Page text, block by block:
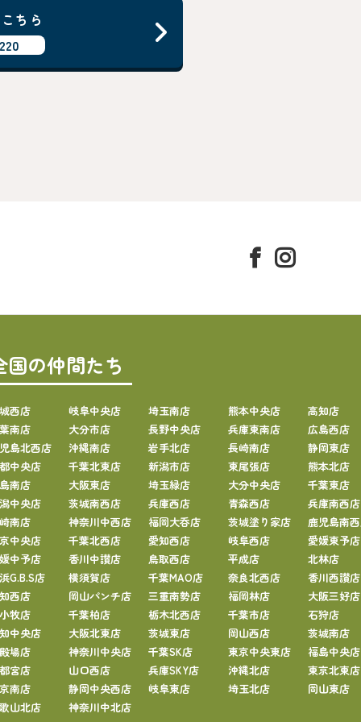
ちら
国の仲間たち
西店 岐阜中央店 埼玉南店 熊本中央店
高知店
南店
大分市店 長野中央店 兵庫東南店
広島西店
島北西店
沖縄南店 岩手北店 長崎南店
静岡東店
中央店
千葉北東店 新潟市店 東尾張店
熊本北店
南店
大阪東店 埼玉緑店 大分中央店
千葉東店
中央店
茨城南西店 兵庫西店 青森西店
兵庫南西店
南店
神奈川中西店 福岡大呑店 茨城塗り家店
鹿児島南
中央店
千葉北西店 愛知西店 岐阜西店
愛媛東予店
中予店
香川中讃店 鳥取西店 平成店
北林店
G.B.S店
横須賀店 千葉MAO店 奈良北西店
香川西讃店
西店
岡山パンチ店 三重南勢店 福岡林店
大阪三好店
牧店
千葉柏店 栃木北西店 千葉市店
石狩店
中央店
大阪北東店 茨城東店 岡山西店
茨城南店
場店
神奈川中央店 千葉SK店 東京中央東店
福島中央店
宮店
山口西店 兵庫SKY店 沖縄北店
東京北東店
南店
静岡中央西店 岐阜東店 埼玉北店
岡山東店
山北店
神奈川中北店